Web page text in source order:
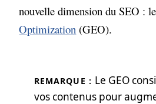
nouvelle dimension du SEO :
Optimization (GEO).
REMARQUE : Le GEO
vos contenus pour